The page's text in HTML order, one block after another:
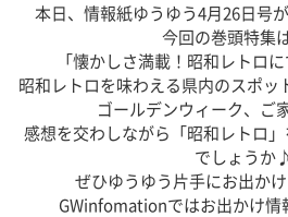
本日、情報紙ゆうゆう4月26日
今回の巻頭特
「懐かしさ満載！昭和レトロ
昭和レトロを味わえる県内のスポ
ゴールデンウィーク、ご
感想を交わしながら「昭和レトロ
でしょうか♪
ぜひゆうゆう片手にお出
GWinfomationではお出かけ